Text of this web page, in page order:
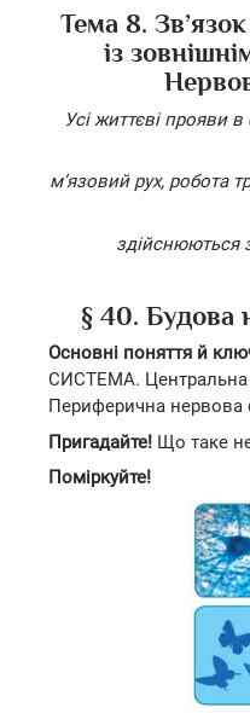
Тема 8.
із
Усі життєві прояви
м’язовий рух, робота
здійснюються
§ 40. Будова
Основні поняття й
СИСТЕМА. Центральна
Периферична нервова
Пригадайте! Що таке
Поміркуйте!